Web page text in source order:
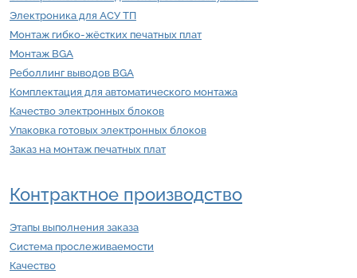
Электроника для АСУ ТП
Монтаж гибко-жёстких печатных плат
Монтаж BGA
Реболлинг выводов BGA
Комплектация для автоматического монтажа
Качество электронных блоков
Упаковка готовых электронных блоков
Заказ на монтаж печатных плат
Контрактное производство
Этапы выполнения заказа
Система прослеживаемости
Качество